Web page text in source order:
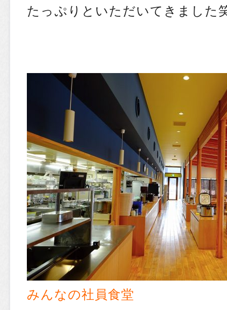
たっぷりといただいてきました
みんなの社員食堂